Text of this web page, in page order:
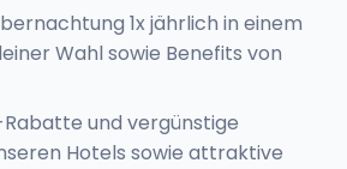
1x jährlich in einem
Wahl sowie Benefits von
und vergünstige
Hotels sowie attraktive